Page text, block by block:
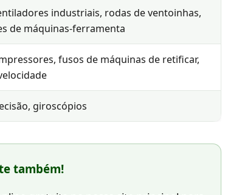
industriais, rodas de ventoinhas,
de máquinas-ferramenta
fusos de máquinas de retificar,
giroscópios
também!